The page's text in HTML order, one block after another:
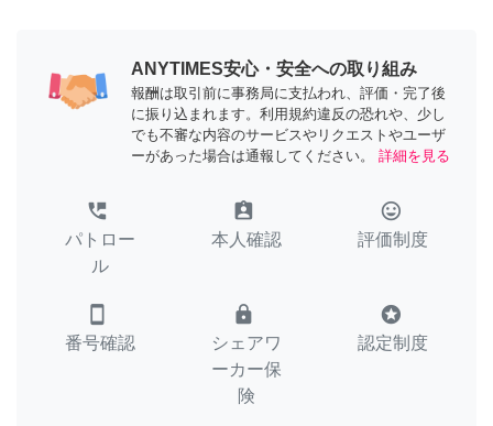
ANYTIMES安心・安全への取り組み
報酬は取引前に事務局に支払われ、評価・完了後
に振り込まれます。利用規約違反の恐れや、少し
でも不審な内容のサービスやリクエストやユーザ
ーがあった場合は通報してください。
詳細を見る
perm_phone_msg
パトロー
ル
assignment_ind
本人確認
tag_faces
評価制度
smartphone
番号確認
lock
シェアワ
ーカー保
険
stars
認定制度